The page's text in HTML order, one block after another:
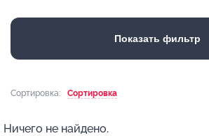
Показать фильтр
Сортировка: Сортировка
Ничего не найдено.